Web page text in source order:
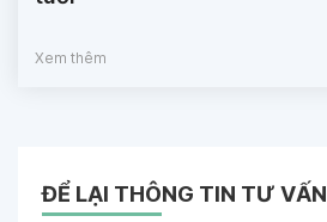
Xem thêm
ĐỂ LẠI THÔNG TIN TƯ VẤN